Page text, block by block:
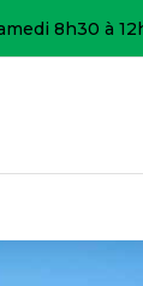
8h30 à